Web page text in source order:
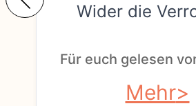
Wider die
Für euch gelesen
Mehr